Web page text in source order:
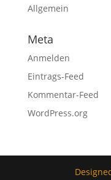
Allgemein
Meta
Anmelden
Eintrags-Feed
Kommentar-Feed
WordPress.org